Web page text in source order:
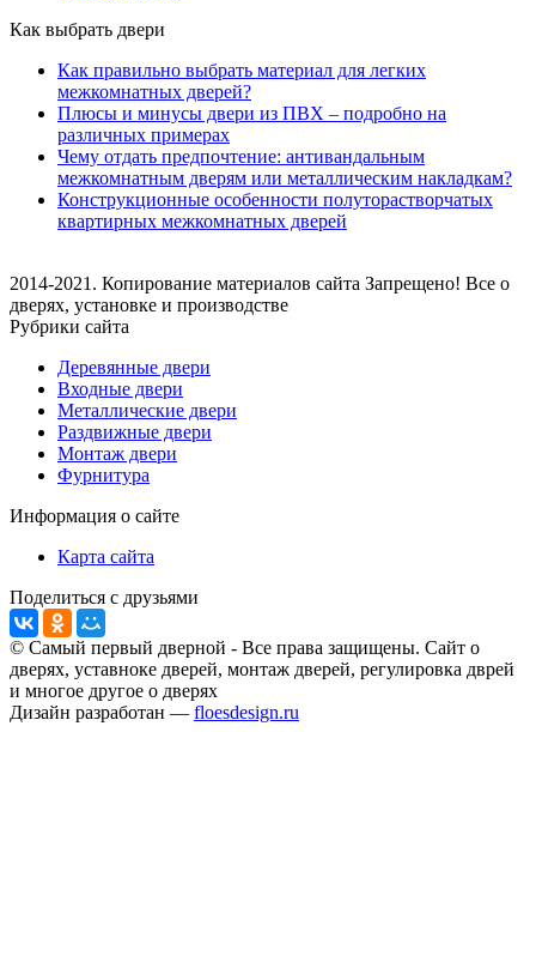
Как выбрать двери
Как правильно выбрать материал для легких
межкомнатных дверей?
Плюсы и минусы двери из ПВХ – подробно на
различных примерах
Чему отдать предпочтение: антивандальным
межкомнатным дверям или металлическим накладкам?
Конструкционные особенности полуторастворчатых
квартирных межкомнатных дверей
2014-2021. Копирование материалов сайта Запрещено! Все о
дверях, установке и производстве
Рубрики сайта
Деревянные двери
Входные двери
Металлические двери
Раздвижные двери
Монтаж двери
Фурнитура
Информация о сайте
Карта сайта
Поделиться с друзьями
© Самый первый дверной - Все права защищены. Сайт о
дверях, уставноке дверей, монтаж дверей, регулировка дврей
и многое другое о дверях
Дизайн разработан — floesdesign.ru